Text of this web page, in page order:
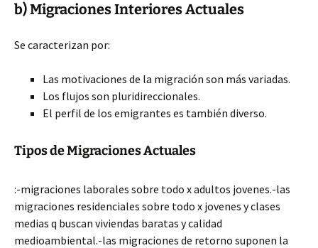
b) Migraciones Interiores Actuales
Se caracterizan por:
Las motivaciones de la migración son más variadas.
Los flujos son pluridireccionales.
El perfil de los emigrantes es también diverso.
Tipos de Migraciones Actuales
:-migraciones laborales sobre todo x adultos jovenes.-las
migraciones residenciales sobre todo x jovenes y clases
medias q buscan viviendas baratas y calidad
medioambiental.-las migraciones de retorno suponen la